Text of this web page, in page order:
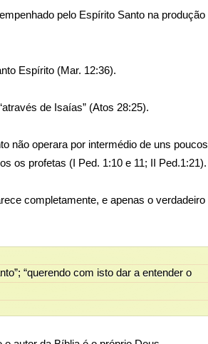
pelo Espírito Santo na produção
Espírito (Mar. 12:36).
de Isaías” (Atos 28:25).
não operara por intermédio de uns poucos
os profetas (I Ped. 1:10 e 11; II Ped.1:21).
completamente, e apenas o verdadeiro
“querendo com isto dar a entender o